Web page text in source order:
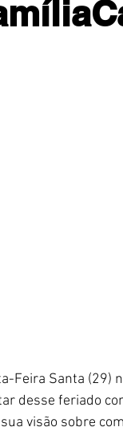
Feira Santa (29)
desse feriado
visão sobre